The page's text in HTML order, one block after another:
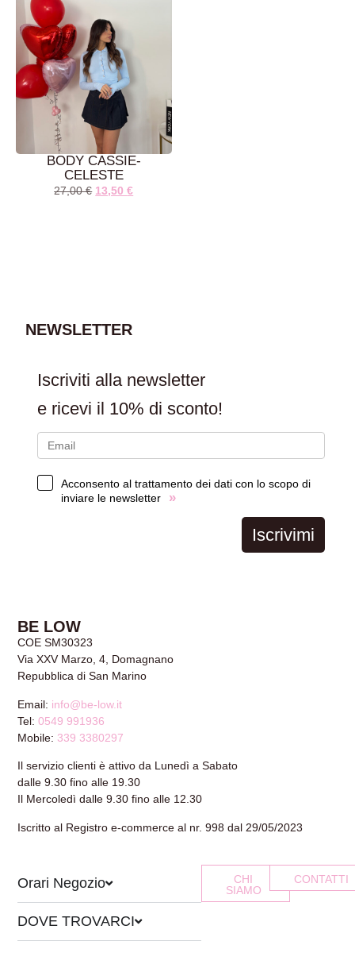
BODY CASSIE-
CELESTE
27,00€ 13,50€
NEWSLETTER
Iscriviti alla newsletter
e ricevi il 10% di sconto!
Acconsento al trattamento dei dati con lo scopo di
inviare le newsletter
»
Iscrivimi
BE LOW
COE SM30323
Via XXV Marzo, 4, Domagnano
Repubblica di San Marino
Email: info@be-low.it
Tel:0549 991936
Mobile: 339 3380297
Il servizio clienti è attivo da Lunedì a Sabato
dalle 9.30 fino alle 19.30
Il Mercoledì dalle 9.30 fino alle 12.30
Iscritto al Registro e-commerce al nr. 998 dal 29/05/2023
Orari Negozio
DOVE TROVARCI
CHI
SIAMO
CONTATTI